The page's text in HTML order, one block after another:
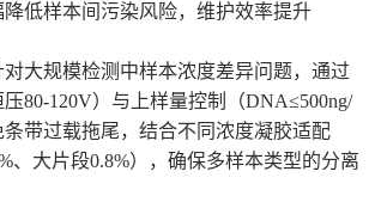
低样本间污染风险，维护效率提升
大规模检测中样本浓度差异问题，通过
80-120V）与上样量控制（DNA≤500ng/
带过载拖尾，结合不同浓度凝胶适配
、大片段0.8%），确保多样本类型的分离